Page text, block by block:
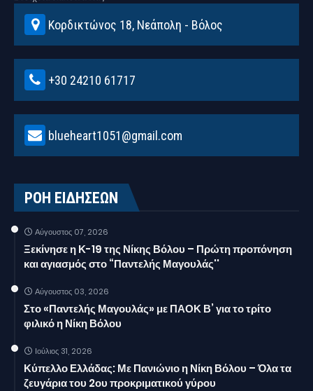
Κορδικτώνος 18, Νεάπολη - Βόλος
+30 24210 61717
blueheart1051@gmail.com
ΡΟΗ ΕΙΔΗΣΕΩΝ
Αύγουστος 07, 2026
Ξεκίνησε η Κ-19 της Νίκης Βόλου – Πρώτη προπόνηση
και αγιασμός στο “Παντελής Μαγουλάς''
Αύγουστος 03, 2026
Στο «Παντελής Μαγουλάς» με ΠΑΟΚ Β’ για το τρίτο
φιλικό η Νίκη Βόλου
Ιούλιος 31, 2026
Κύπελλο Ελλάδας: Με Πανιώνιο η Νίκη Βόλου – Όλα τα
ζευγάρια του 2ου προκριματικού γύρου